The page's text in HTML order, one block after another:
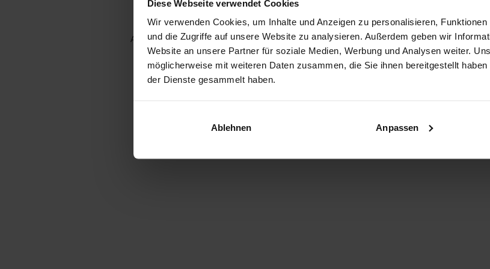
Diese Webseite verwendet Cookies
Wir verwenden Cookies, um Inhalte und Anzeigen zu personalisieren,
und die Zugriffe auf unsere Website zu analysieren. Außerdem geben wir
Website an unsere Partner für soziale Medien, Werbung und Analysen weiter.
möglicherweise mit weiteren Daten zusammen, die Sie ihnen bereitgestellt
der Dienste gesammelt haben.
Ablehnen Anpassen
Application error: a client-side exception has occurred while loading www.kurzwego.de